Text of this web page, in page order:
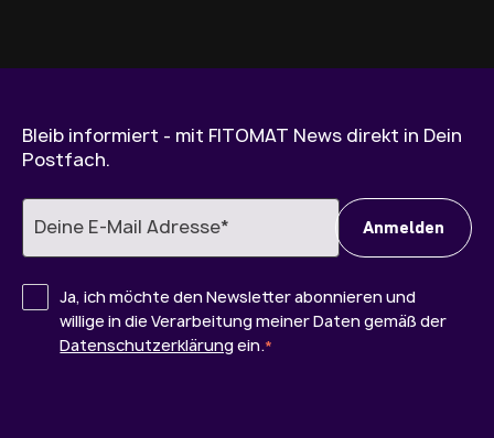
Bleib informiert - mit FITOMAT News direkt in Dein
Postfach.
Ja, ich möchte den Newsletter abonnieren und
willige in die Verarbeitung meiner Daten gemäß der
Datenschutzerklärung ein.*